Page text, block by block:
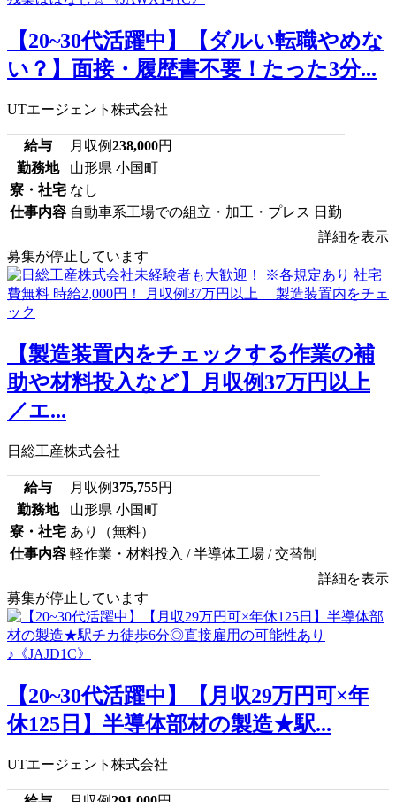
【20~30代活躍中】【ダルい転職やめな
い？】面接・履歴書不要！たった3分...
UTエージェント株式会社
給与 月収例238,000円
勤務地
山形県 小国町
寮・社宅 なし
仕事内容 自動車系工場での組立・加工・プレス 日勤
詳細を表示
募集が停止しています
【製造装置内をチェックする作業の補
助や材料投入など】月収例37万円以上
／エ...
日総工産株式会社
給与 月収例375,755円
勤務地
山形県 小国町
寮・社宅 あり（無料）
仕事内容 軽作業・材料投入 / 半導体工場 / 交替制
詳細を表示
募集が停止しています
【20~30代活躍中】【月収29万円可×年
休125日】半導体部材の製造★駅...
UTエージェント株式会社